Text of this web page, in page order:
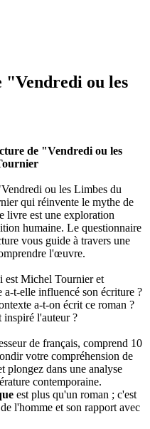
ou les
de "Vendredi ou les
ou les Limbes du
qui réinvente le mythe de
livre est une exploration
humaine. Le questionnaire
vous guide à travers une
l'œuvre.
est Michel Tournier et
a-t-elle influencé son écriture ?
a-t-on écrit ce roman ?
l'auteur ?
de français, comprend 10
votre compréhension de
plongez dans une analyse
contemporaine.
est plus qu'un roman ; c'est
l'homme et son rapport avec